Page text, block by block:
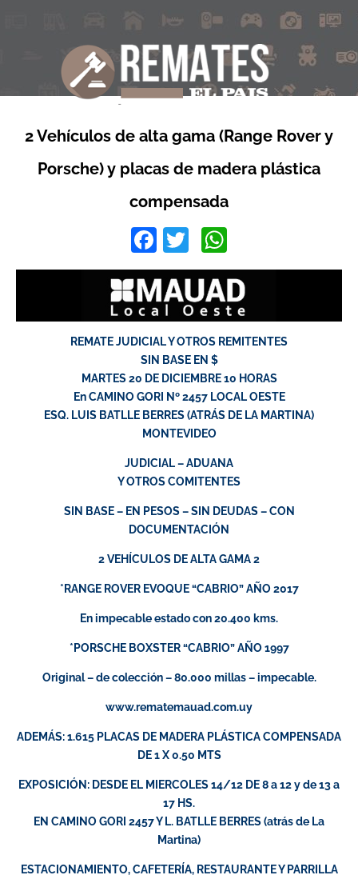
2 Vehículos de alta gama (Range Rover y
Porsche) y placas de madera plástica
compensada
Facebook
Twitter
REMATE JUDICIAL Y OTROS REMITENTES
SIN BASE EN $
MARTES 20 DE DICIEMBRE 10 HORAS
En CAMINO GORI Nº 2457 LOCAL OESTE
ESQ. LUIS BATLLE BERRES (ATRÁS DE LA MARTINA)
MONTEVIDEO
JUDICIAL – ADUANA
Y OTROS COMITENTES
SIN BASE – EN PESOS – SIN DEUDAS – CON
DOCUMENTACIÓN
2 VEHÍCULOS DE ALTA GAMA 2
*RANGE ROVER EVOQUE “CABRIO” AÑO 2017
En impecable estado con 20.400 kms.
*PORSCHE BOXSTER “CABRIO” AÑO 1997
Original – de colección – 80.000 millas – impecable.
www.rematemauad.com.uy
ADEMÁS: 1.615 PLACAS DE MADERA PLÁSTICA COMPENSADA
DE 1 X 0.50 MTS
EXPOSICIÓN: DESDE EL MIERCOLES 14/12 DE 8 a 12 y de 13 a
17 HS.
EN CAMINO GORI 2457 Y L. BATLLE BERRES (atrás de La
Martina)
ESTACIONAMIENTO, CAFETERÍA, RESTAURANTE Y PARRILLA